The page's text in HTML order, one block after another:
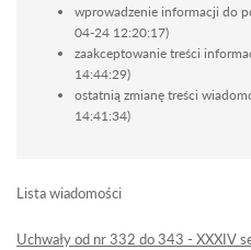
wprowadzenie informacji do
04-24 12:20:17)
zaakceptowanie treści
14:44:29)
ostatnią zmianę treści
14:41:34)
Lista wiadomości
Uchwały od nr 332 do 343 - XXXIV